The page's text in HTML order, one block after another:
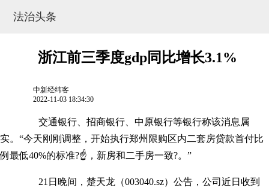
法治头条
浙江前三季度gdp同比增长3.1%
中新经纬客
2022-11-03 18:34:30
交通银行、招商银行、中原银行等银行称该消息属
实。“今天刚刚调整，开始执行郑州限购区内二套房贷款首付比
例最低40%的标准?☝，新房和二手房一致?。”
21日晚间，楚天龙（003040.sz）公告，公司近日收到